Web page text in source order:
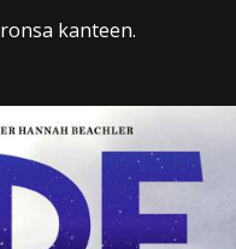
kanteen.